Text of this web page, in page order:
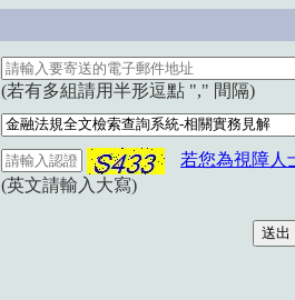
(若有多組請用半形逗點 "," 間隔)
若您為視障人
(英文請輸入大寫)